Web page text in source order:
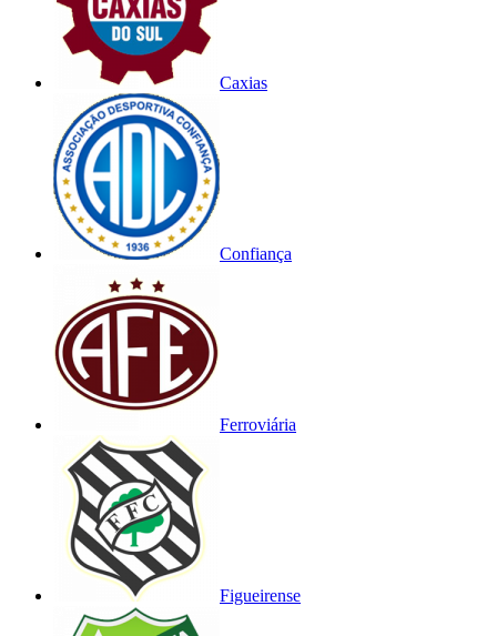
Caxias
Confiança
Ferroviária
Figueirense